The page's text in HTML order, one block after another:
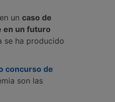
un caso de
en un futuro
se ha producido
concurso de
son las